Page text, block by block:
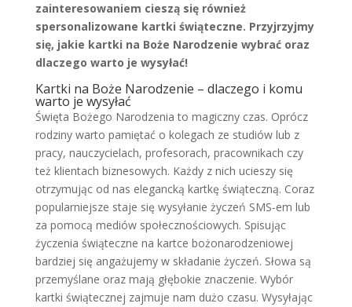
zainteresowaniem cieszą się również
spersonalizowane kartki świąteczne. Przyjrzyjmy
się, jakie kartki na Boże Narodzenie wybrać oraz
dlaczego warto je wysyłać!
Kartki na Boże Narodzenie – dlaczego i komu
warto je wysyłać
Święta Bożego Narodzenia to magiczny czas. Oprócz
rodziny warto pamiętać o kolegach ze studiów lub z
pracy, nauczycielach, profesorach, pracownikach czy
też klientach biznesowych. Każdy z nich ucieszy się
otrzymując od nas elegancką kartkę świąteczną. Coraz
popularniejsze staje się wysyłanie życzeń SMS-em lub
za pomocą mediów społecznościowych. Spisując
życzenia świąteczne na kartce bożonarodzeniowej
bardziej się angażujemy w składanie życzeń. Słowa są
przemyślane oraz mają głębokie znaczenie. Wybór
kartki świątecznej zajmuje nam dużo czasu. Wysyłając